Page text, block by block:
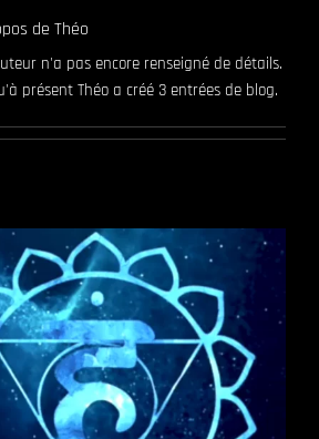
de Théo
n'a pas encore renseigné de détails.
présent Théo a créé 3 entrées de blog.